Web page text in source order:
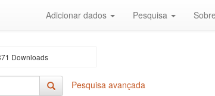
Adicionar dados Pesquisa Sobre
Downloads
Pesquisa avançada